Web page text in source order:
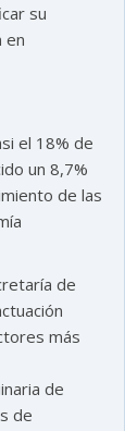
su
en
el 18% de
un 8,7%
de las
de
más
de
de